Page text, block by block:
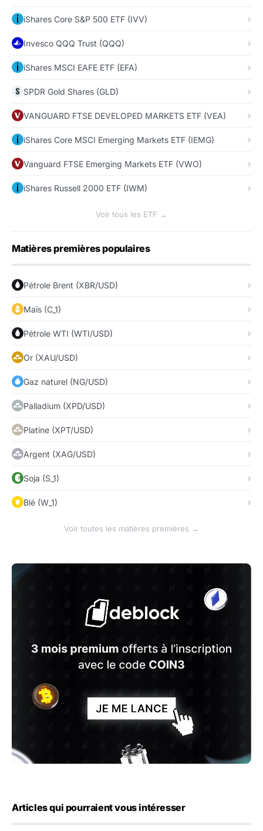
iShares Core S&P 500 ETF (IVV)
Invesco QQQ Trust (QQQ)
iShares MSCI EAFE ETF (EFA)
SPDR Gold Shares (GLD)
VANGUARD FTSE DEVELOPED MARKETS ETF (VEA)
iShares Core MSCI Emerging Markets ETF (IEMG)
Vanguard FTSE Emerging Markets ETF (VWO)
iShares Russell 2000 ETF (IWM)
Voir tous les ETF →
Matières premières populaires
Pétrole Brent (XBR/USD)
Maïs (C_1)
Pétrole WTI (WTI/USD)
Or (XAU/USD)
Gaz naturel (NG/USD)
Palladium (XPD/USD)
Platine (XPT/USD)
Argent (XAG/USD)
Soja (S_1)
Blé (W_1)
Voir toutes les matières premières →
Articles qui pourraient vous intéresser